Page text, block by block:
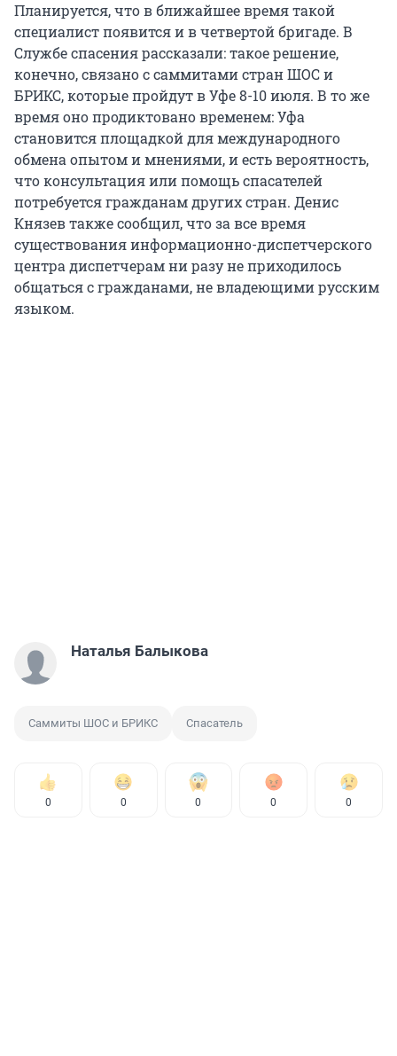
Планируется, что в ближайшее время такой
специалист появится и в четвертой бригаде. В
Службе спасения рассказали: такое решение,
конечно, связано с саммитами стран ШОС и
БРИКС, которые пройдут в Уфе 8-10 июля. В то же
время оно продиктовано временем: Уфа
становится площадкой для международного
обмена опытом и мнениями, и есть вероятность,
что консультация или помощь спасателей
потребуется гражданам других стран. Денис
Князев также сообщил, что за все время
существования информационно-диспетчерского
центра диспетчерам ни разу не приходилось
общаться с гражданами, не владеющими русским
языком.
Наталья Балыкова
Саммиты ШОС и БРИКС Спасатель
0 0 0 0 0